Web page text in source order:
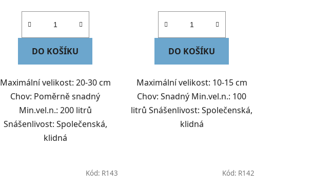
DO KOŠÍKU
Maximální velikost: 20-30 cm
Chov: Poměrně snadný
Min.vel.n.: 200 litrů
Snášenlivost: Společenská,
klidná
DO KOŠÍKU
Maximální velikost: 10-15 cm
Chov: Snadný Min.vel.n.: 100
litrů Snášenlivost: Společenská,
klidná
Kód: R143 Kód: R142